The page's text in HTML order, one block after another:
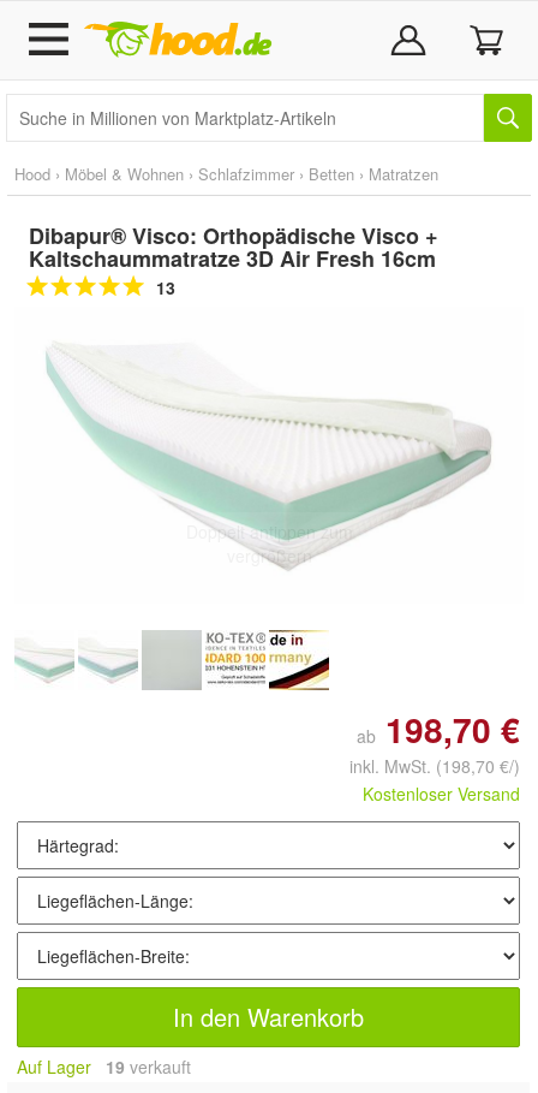
Hood › Möbel & Wohnen › Schlafzimmer › Betten › Matratzen
Dibapur® Visco: Orthopädische Visco +
Kaltschaummatratze 3D Air Fresh 16cm
13
Doppelt antippen zum
vergrößern
ab 198,70 €
inkl. MwSt. (198,70 €/)
Kostenloser Versand
In den Warenkorb
Auf Lager 19 verkauft